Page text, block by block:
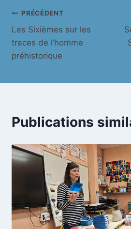
Navigation
de
l’article
PRÉCÉDENT
Les Sixièmes sur les
traces de l’homme
préhistorique
Publications